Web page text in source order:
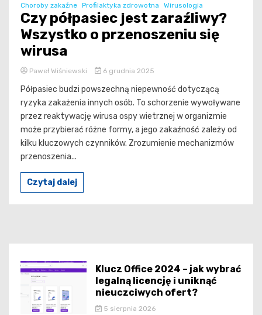
Choroby zakaźne Profilaktyka zdrowotna Wirusologia
Czy półpasiec jest zaraźliwy?
Wszystko o przenoszeniu się
wirusa
Paweł Wiśniewski 6 grudnia 2025
Półpasiec budzi powszechną niepewność dotyczącą
ryzyka zakażenia innych osób. To schorzenie wywoływane
przez reaktywację wirusa ospy wietrznej w organizmie
może przybierać różne formy, a jego zakaźność zależy od
kilku kluczowych czynników. Zrozumienie mechanizmów
przenoszenia...
Czytaj dalej
Klucz Office 2024 – jak wybrać
legalną licencję i uniknąć
nieuczciwych ofert?
5 sierpnia 2026